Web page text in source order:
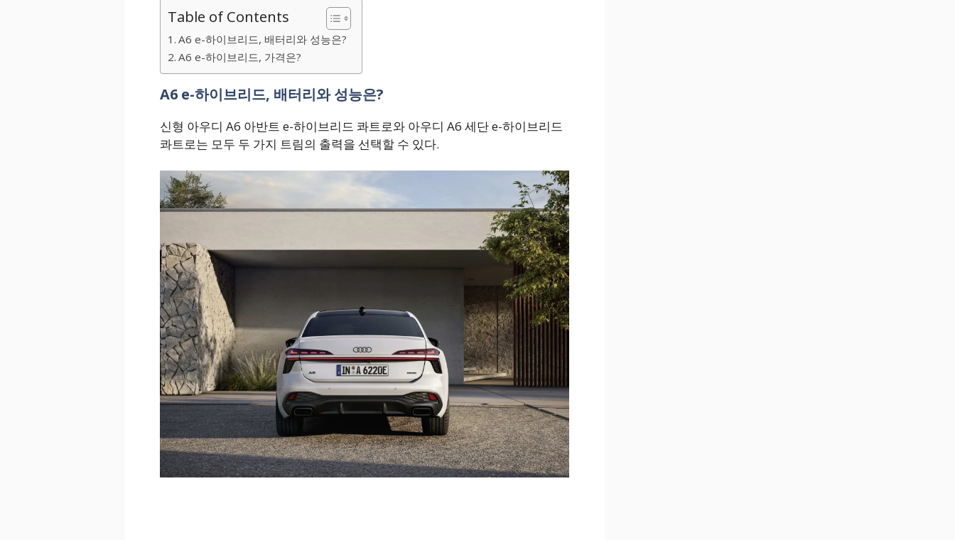
Table of Contents
A6 e-하이브리드, 배터리와 성능은?
A6 e-하이브리드, 가격은?
A6 e-하이브리드, 배터리와 성능은?
신형 아우디 A6 아반트 e-하이브리드 콰트로와 아우디 A6 세단 e-하이브리드
콰트로는 모두 두 가지 트림의 출력을 선택할 수 있다.